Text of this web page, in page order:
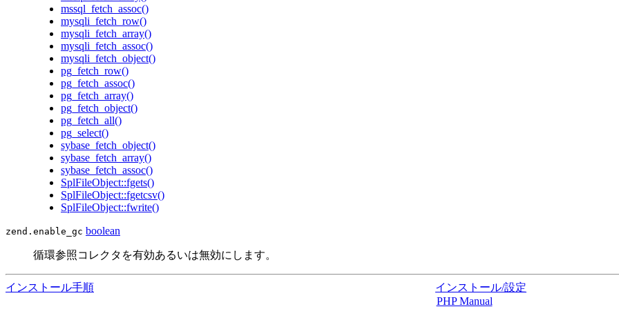
mssql_fetch_assoc()
mysqli_fetch_row()
mysqli_fetch_array()
mysqli_fetch_assoc()
mysqli_fetch_object()
pg_fetch_row()
pg_fetch_assoc()
pg_fetch_array()
pg_fetch_object()
pg_fetch_all()
pg_select()
sybase_fetch_object()
sybase_fetch_array()
sybase_fetch_assoc()
SplFileObject::fgets()
SplFileObject::fgetcsv()
SplFileObject::fwrite()
zend.enable_gc boolean
循環参照コレクタを有効あるいは無効にします。
インストール手順
インストール/設定
PHP Manual